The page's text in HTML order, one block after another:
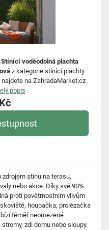
voděodolná plachta
z kategorie stínící plachty
na ZahradaMarket.cz
popis
stínu na terasu,
nebo akce. Díky své 90%
proti povětrnostním vlivům
houpačka, prolézačka
téměř neomezené
zdi domu nebo sloupy.